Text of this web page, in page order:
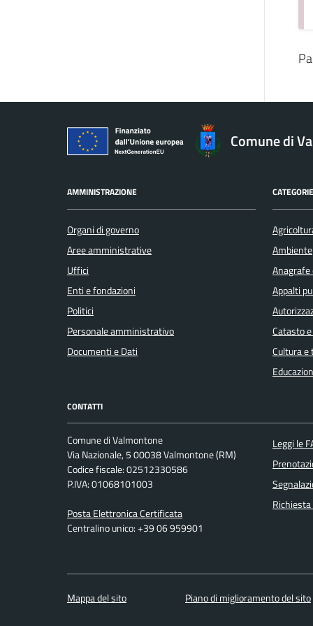
Comune di
AMMINISTRAZIONE
Organi di governo
Aree amministrative
Uffici
Enti e fondazioni
Politici
Personale amministrativo
Documenti e Dati
Ambiente
Appalti
Catasto
Cultura e
CONTATTI
Comune di Valmontone
Via Nazionale, 5 00038 Valmontone (RM)
Codice fiscale: 02512330586
P.IVA: 01068101003
Posta Elettronica Certificata
Centralino unico: +39 06 959901
Leggi le
Mappa del sito Piano di miglioramento del sito